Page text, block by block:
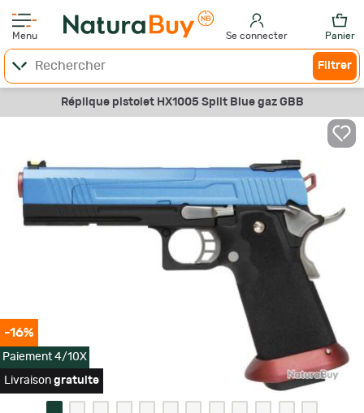
Menu Se connecter Panier
Filtrer
Réplique pistolet HX1005 Split Blue gaz GBB
-16%
Paiement 4/10X
Livraison gratuite